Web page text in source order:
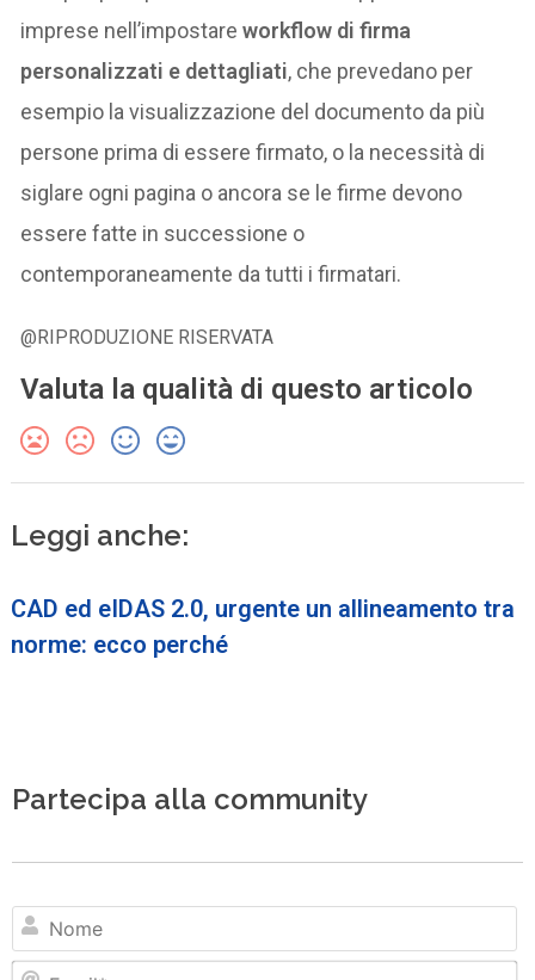
imprese nell’impostareworkflow di firma
personalizzati e dettagliati, che prevedano per
esempio la visualizzazione del documento da più
persone prima di essere firmato, o la necessità di
siglare ogni pagina o ancora se le firme devono
essere fatte in successione o
contemporaneamente da tutti i firmatari.
@RIPRODUZIONE RISERVATA
Valuta la qualità di questo articolo
Leggi anche:
CAD ed eIDAS 2.0, urgente un allineamento tra
norme: ecco perché
Partecipa alla community